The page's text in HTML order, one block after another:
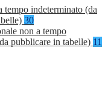
tempo indeterminato (da
30
non a tempo
pubblicare in tabelle) 11